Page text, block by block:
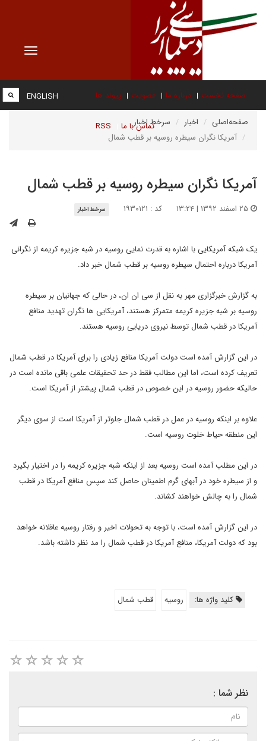
Toggle
صفحه نخست درباره ما عضویت پیوند ها
تماس با ما RSS
ENGLISH
صفحه‌اصلی اخبار
سرخط اخبار
آمریکا نگران سیطره روسیه بر قطب شمال
آمریکا نگران سیطره روسیه بر قطب شمال
کد : ۱۹۳۰۱۲۱ سرخط اخبار
یک شبکه آمریکایی با اشاره به قدرت نمایی روسیه در شبه جزیره کریمه از نگرانی
آمریکا درباره احتمال سیطره روسیه بر قطب شمال خبر داد.
به گزارش خبرگزاری مهر به نقل از سی ان ان، در حالی که جهانیان بر سیطره
روسیه بر شبه جزیره کریمه متمرکز هستند، آمریکایی ها نگران تهدید منافع
آمریکا در قطب شمال توسط نیروی دریایی روسیه هستند.
در این گزارش آمده است دولت آمریکا منافع زیادی را برای آمریکا در قطب شمال
تعریف کرده است، اما این مطالب فقط در حد تحقیقات علمی باقی مانده است در
حالیکه حضور روسیه در این خصوص در قطب شمال پیشتر از آمریکا است.
علاوه بر اینکه روسیه در عمل در قطب شمال جلوتر از آمریکا است از سوی دیگر
این منطقه حیاط خلوت روسیه است.
در این مطلب آمده است روسیه بعد از اینکه شبه جزیره کریمه را در اختیار بگیرد
و از سیطره خود در آبهای گرم اطمینان حاصل کند سپس منافع آمریکا در قطب
شمال را به چالش خواهند کشاند.
در این گزارش آمده است، با توجه به تحولات اخیر و رفتار روسیه عاقلانه خواهد
بود که دولت آمریکا، منافع آمریکا در قطب شمال را مد نظر داشته باشد.
کلید واژه ها: روسیه قطب شمال
نظر شما :